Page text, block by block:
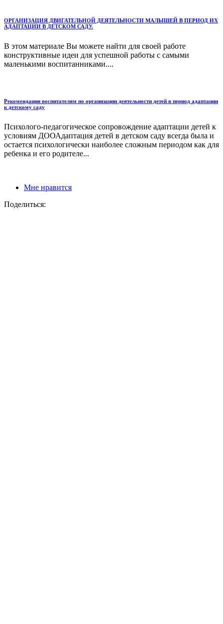
ОРГАНИЗАЦИЯ ДВИГАТЕЛЬНОЙ ДЕЯТЕЛЬНОСТИ МАЛЫШЕЙ В ПЕРИОД ИХ
АДАПТАЦИИ В ДЕТСКОМ САДУ.
В этом материале Вы можете найти для своей работе
конструктивные идеи для успешной работы с самыми
маленькими воспитанниками....
Рекомендации воспитателям по организации деятельности детей в период адаптации
к детскому саду
Психолого-педагогическое сопровождение адаптации детей к
условиям ДООАдаптация детей в детском саду всегда была и
остается психологически наиболее сложным периодом как для
ребенка и его родителе...
Мне нравится
Поделиться: